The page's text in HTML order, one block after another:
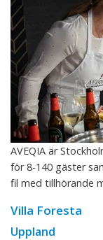
AVEQIA är
för 8-140 gäster
fil med tillhörande
Villa Foresta
Uppland